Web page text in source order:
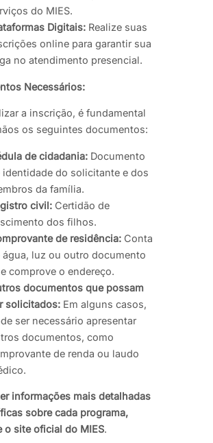
do MIES.
Digitais: Realize suas
online para garantir sua
no atendimento presencial.
Necessários:
a inscrição, é fundamental
os seguintes documentos:
de cidadania: Documento
identidade do solicitante e dos
da família.
civil: Certidão de
dos filhos.
de residência: Conta
água, luz ou outro documento
comprove o endereço.
documentos que possam
solicitados: Em alguns casos,
ser necessário apresentar
documentos, como
de renda ou laudo
informações mais detalhadas
sobre cada programa,
o site oficial do MIES.